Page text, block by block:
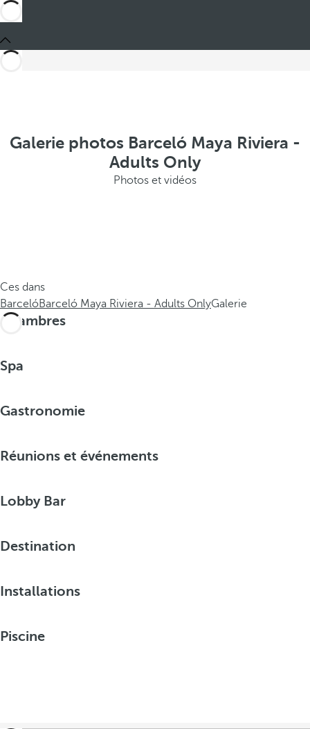
Galerie photos Barceló Maya Riviera -
Adults Only
Photos et vidéos
Ces dans
BarcelóBarceló Maya Riviera - Adults OnlyGalerie
Chambres
Spa
Gastronomie
Réunions et événements
Lobby Bar
Destination
Installations
Piscine